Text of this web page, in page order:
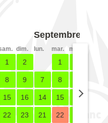
dim.
1 2
8 9
15 16
22 23
Septembre 2026
lun. mar. mer.
1
7 8
14 15 16
21 22